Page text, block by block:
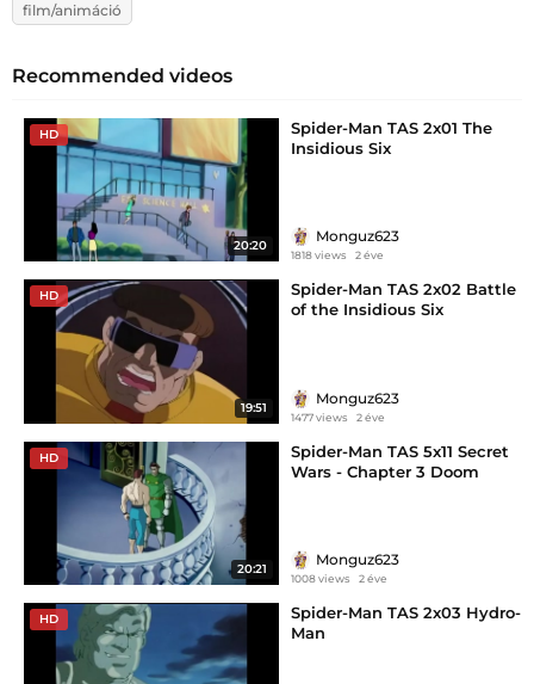
film/animáció
Recommended videos
HD
20:20
Spider-Man TAS 2x01 The
Insidious Six
Monguz623
1818 views 2 éve
HD
19:51
Spider-Man TAS 2x02 Battle
of the Insidious Six
Monguz623
1477 views 2 éve
HD
20:21
Spider-Man TAS 5x11 Secret
Wars - Chapter 3 Doom
Monguz623
1008 views 2 éve
HD
Spider-Man TAS 2x03 Hydro-
Man